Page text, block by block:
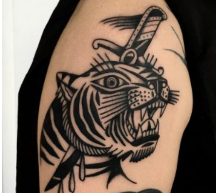
TRADITIONAL BLACK TIGER HEAD TATTOO
Blackwork Traditional